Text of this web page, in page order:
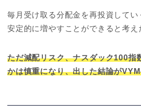
毎月受け取る分配金を再投資してい
安定的に増やすことができると考え
ただ減配リスク、ナスダック100指
かは慎重になり、出した結論が